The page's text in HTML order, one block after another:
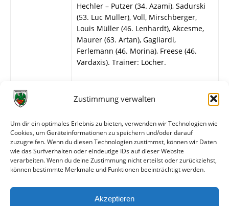
Zustimmung verwalten
Um dir ein optimales Erlebnis zu bieten, verwenden wir Technologien wie
Cookies, um Geräteinformationen zu speichern und/oder darauf
zuzugreifen. Wenn du diesen Technologien zustimmst, können wir Daten
wie das Surfverhalten oder eindeutige IDs auf dieser Website
verarbeiten. Wenn du deine Zustimmung nicht erteilst oder zurückziehst,
können bestimmte Merkmale und Funktionen beeinträchtigt werden.
Akzeptieren
Hechler – Putzer (34. Azami), Sadurski
(53. Luc Müller), Voll, Mirschberger,
Louis Müller (46. Lenhardt), Akcesme,
Maurer (63. Artan), Gagliardi,
Ferlemann (46. Morina), Freese (46.
Vardaxis). Trainer: Löcher.
Vettermann – Wekesser (73. Softic), Joof,
Sundin, Jennewein, Hashem Sayed,
Genna (69. Scheufele), Kolbüken.
Trainer: Weisenborn.
Alle bisherigen Partien der beiden Mannschaften